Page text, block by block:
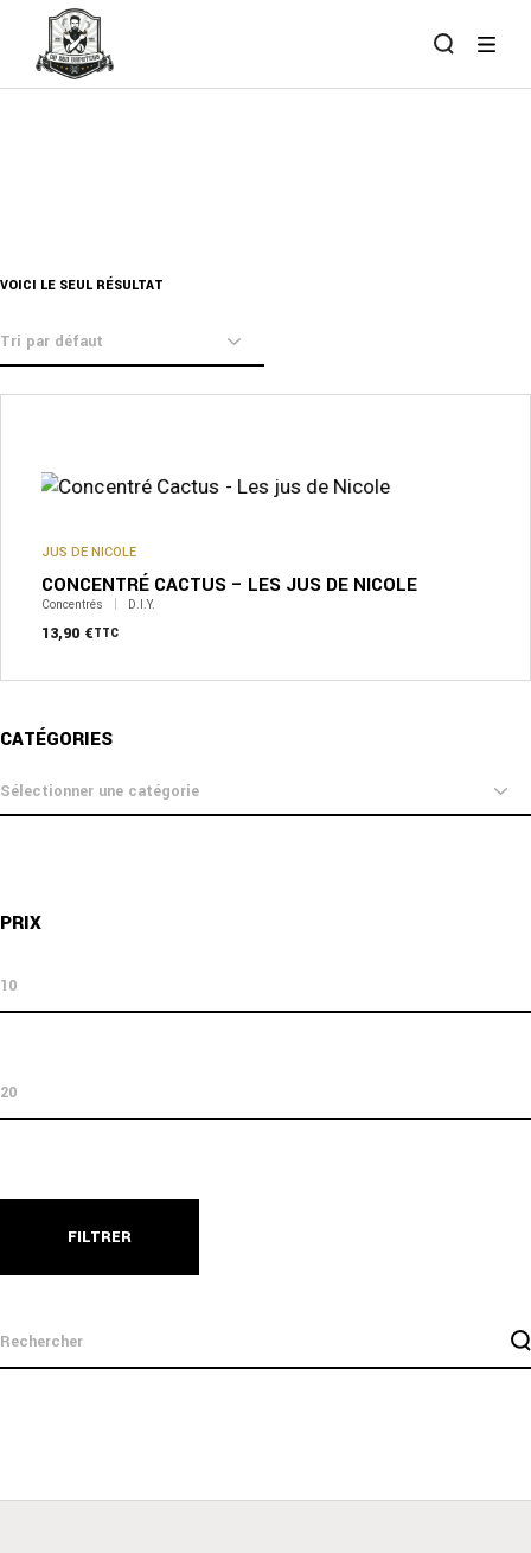
content
VOICI LE SEUL RÉSULTAT
JUS DE NICOLE
CONCENTRÉ CACTUS – LES JUS DE NICOLE
Concentrés D.I.Y.
13,90 €TTC
CATÉGORIES
PRIX
min
max
FILTRER
for: